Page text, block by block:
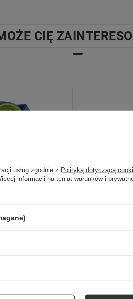
CIĘ
(niebieski)
usług zgodnie z Polityką dotyczącą
informacji na temat warunków i